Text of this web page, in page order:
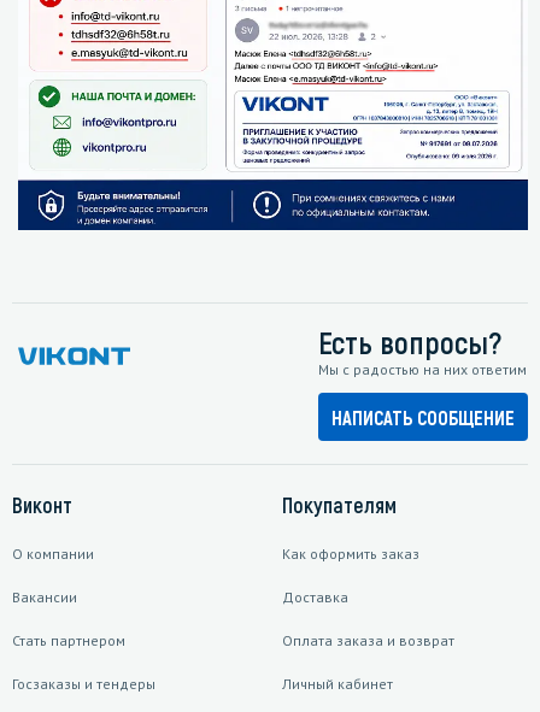
Есть вопросы?
Мы с радостью на них ответим
НАПИСАТЬ СООБЩЕНИЕ
Виконт
О компании
Вакансии
Стать партнером
Госзаказы и тендеры
Покупателям
Как оформить заказ
Доставка
Оплата заказа и возврат
Личный кабинет